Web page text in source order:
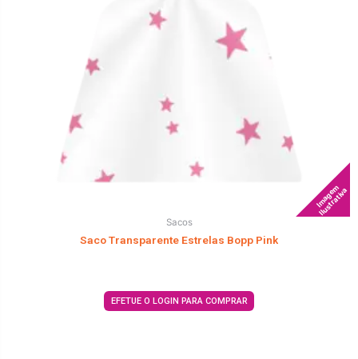
Imagem
Ilustrativa
Sacos
Saco Transparente Estrelas Bopp Pink
EFETUE O LOGIN PARA COMPRAR